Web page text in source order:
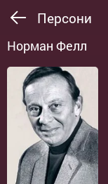
Персони
Норман Фелл